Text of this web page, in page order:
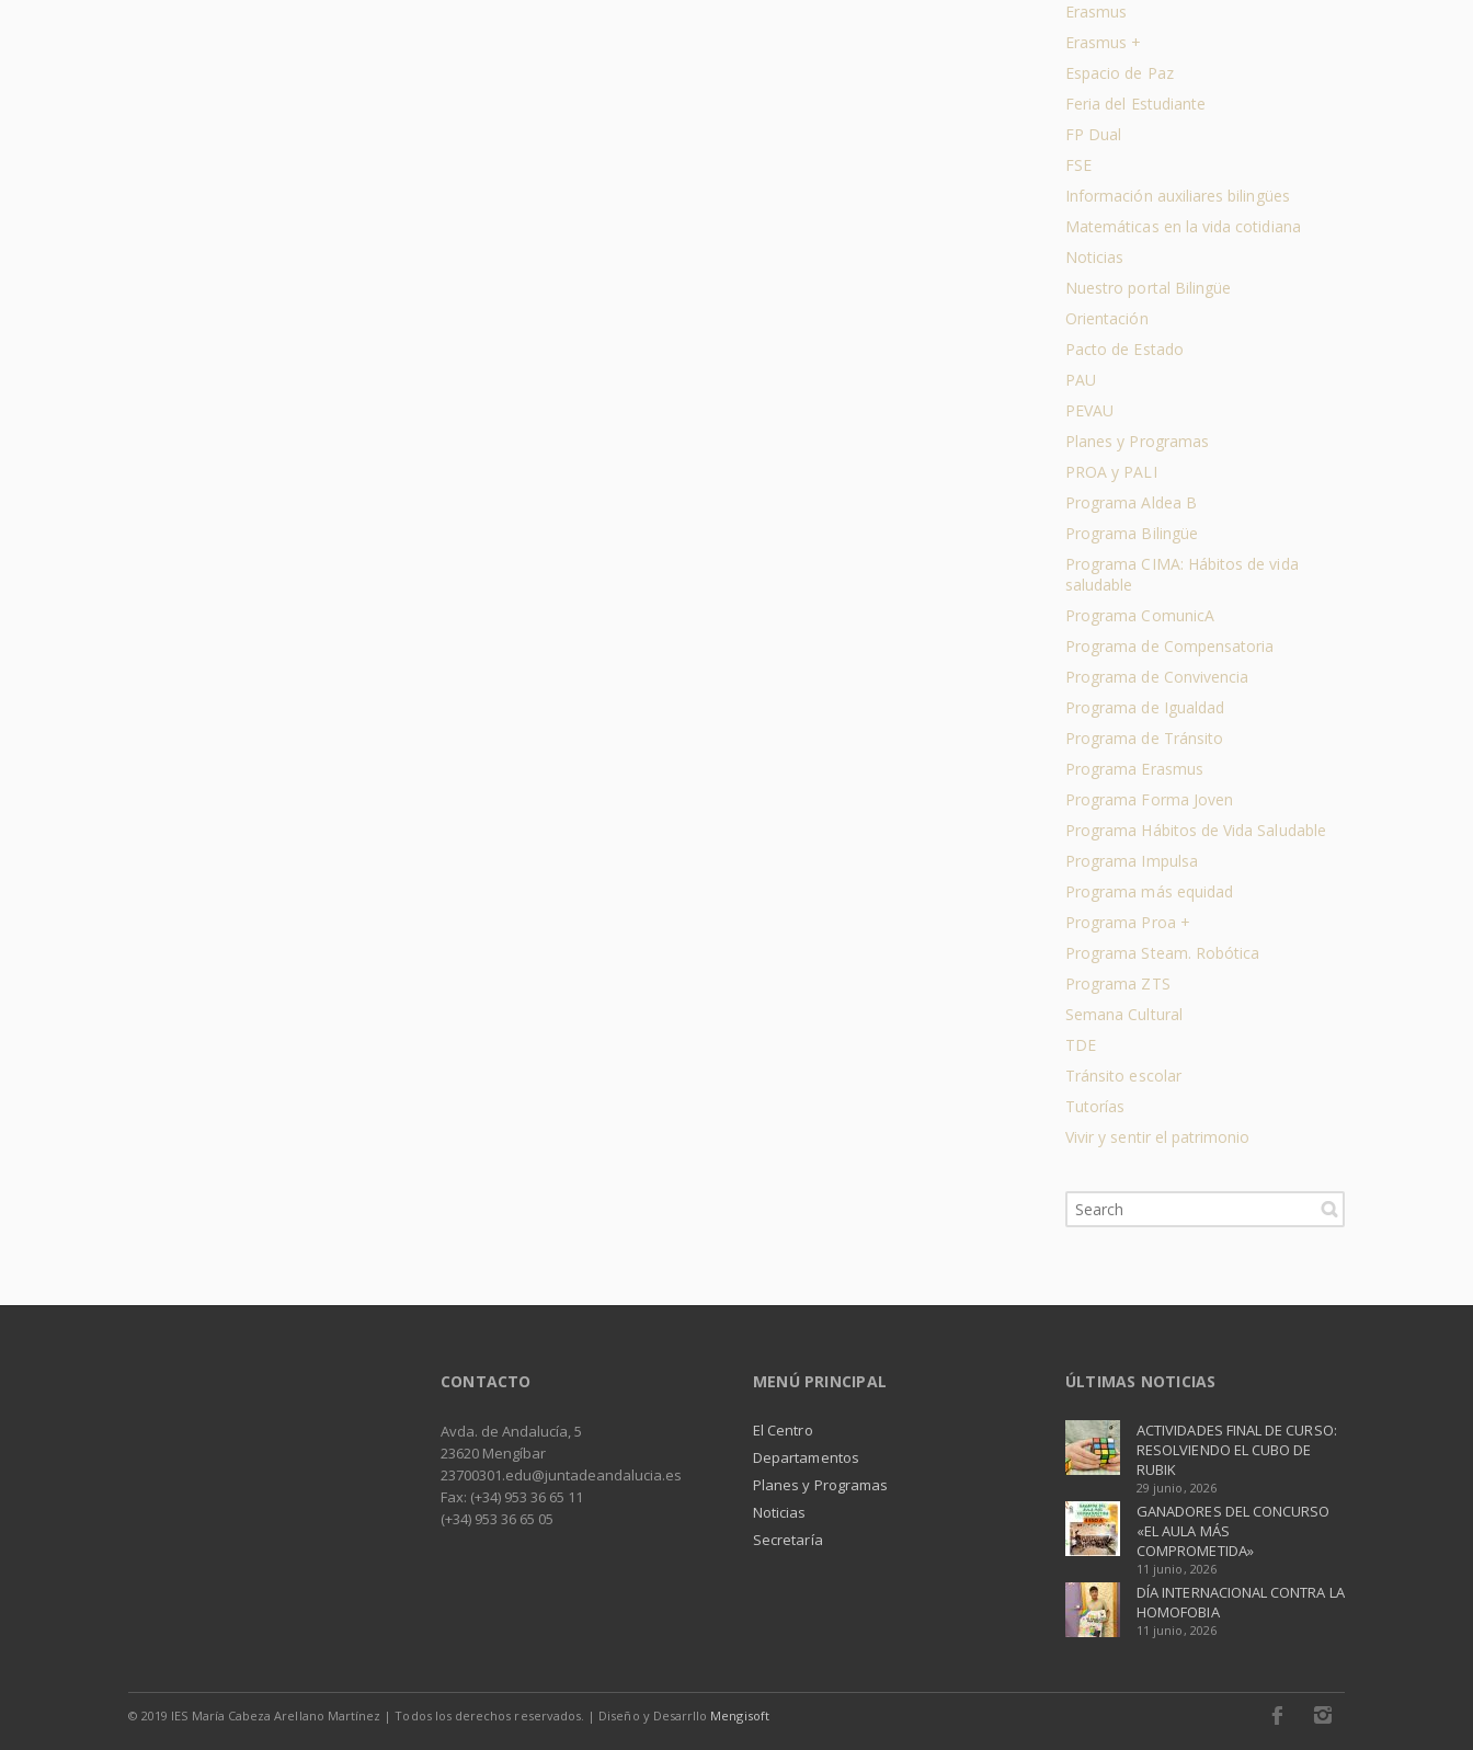
Erasmus
Erasmus +
Espacio de Paz
Feria del Estudiante
FP Dual
FSE
Información auxiliares bilingües
Matemáticas en la vida cotidiana
Noticias
Nuestro portal Bilingüe
Orientación
Pacto de Estado
PAU
PEVAU
Planes y Programas
PROA y PALI
Programa Aldea B
Programa Bilingüe
Programa CIMA: Hábitos de vida
saludable
Programa ComunicA
Programa de Compensatoria
Programa de Convivencia
Programa de Igualdad
Programa de Tránsito
Programa Erasmus
Programa Forma Joven
Programa Hábitos de Vida Saludable
Programa Impulsa
Programa más equidad
Programa Proa +
Programa Steam. Robótica
Programa ZTS
Semana Cultural
TDE
Tránsito escolar
Tutorías
Vivir y sentir el patrimonio
CONTACTO
Avda. de Andalucía, 5
23620 Mengíbar
23700301.edu@juntadeandalucia.es
Fax: (+34) 953 36 65 11
(+34) 953 36 65 05
MENÚ PRINCIPAL
El Centro
Departamentos
Planes y Programas
Noticias
Secretaría
ÚLTIMAS NOTICIAS
ACTIVIDADES FINAL DE CURSO:
RESOLVIENDO EL CUBO DE
RUBIK
29 junio, 2026
GANADORES DEL CONCURSO
«EL AULA MÁS
COMPROMETIDA»
11 junio, 2026
DÍA INTERNACIONAL CONTRA LA
HOMOFOBIA
11 junio, 2026
© 2019 IES María Cabeza Arellano Martínez | Todos los derechos reservados. | Diseño y Desarrllo Mengisoft